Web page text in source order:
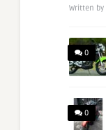
Written by
0
0